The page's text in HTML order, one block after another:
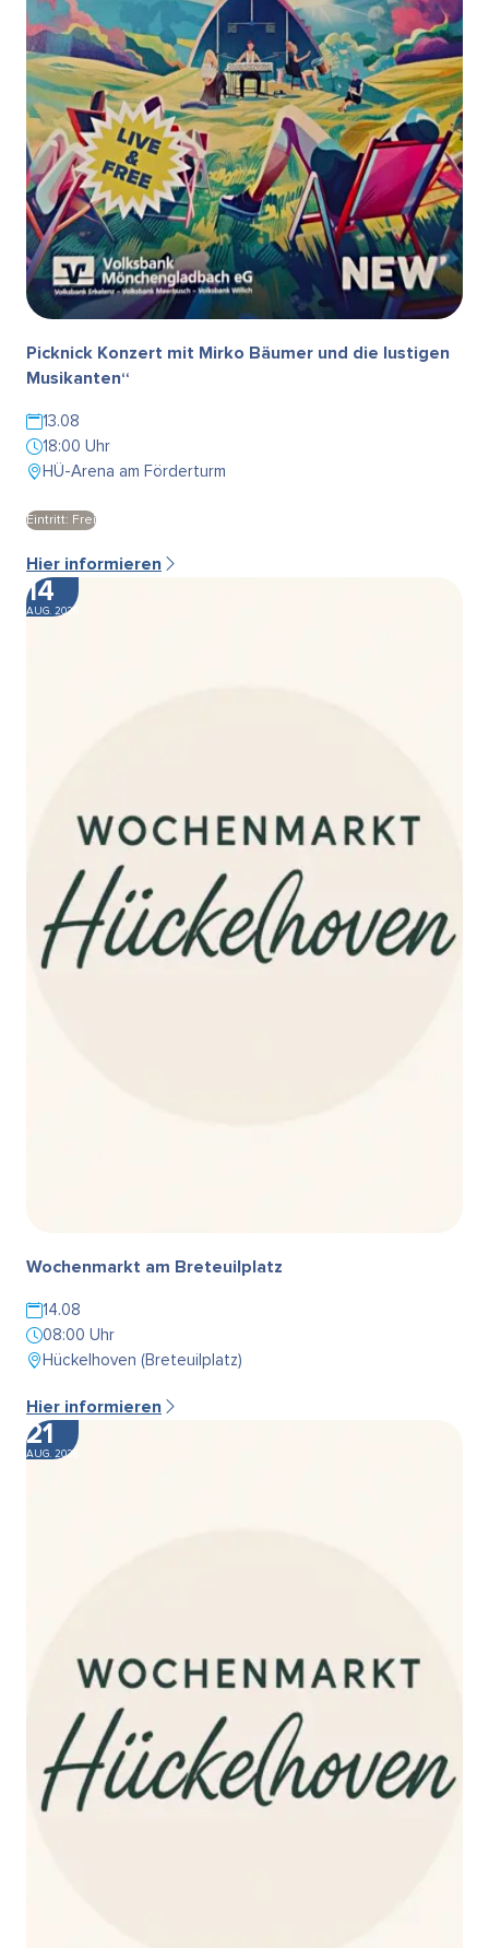
Picknick Konzert mit Mirko Bäumer und die lustigen
Musikanten“
13.08
18:00 Uhr
HÜ-Arena am Förderturm
Eintritt: Frei
Hier informieren
14
AUG. 2026
Wochenmarkt am Breteuilplatz
14.08
08:00 Uhr
Hückelhoven (Breteuilplatz)
Hier informieren
21
AUG. 2026